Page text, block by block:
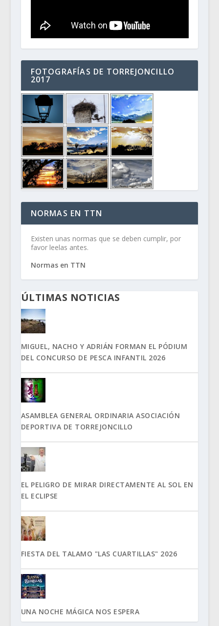
FOTOGRAFÍAS DE TORREJONCILLO
2017
NORMAS EN TTN
Existen unas normas que se deben cumplir, por
favor leelas antes.
Normas en TTN
ÚLTIMAS NOTICIAS
MIGUEL, NACHO Y ADRIÁN FORMAN EL PÓDIUM
DEL CONCURSO DE PESCA INFANTIL 2026
ASAMBLEA GENERAL ORDINARIA ASOCIACIÓN
DEPORTIVA DE TORREJONCILLO
EL PELIGRO DE MIRAR DIRECTAMENTE AL SOL EN
EL ECLIPSE
FIESTA DEL TALAMO "LAS CUARTILLAS" 2026
UNA NOCHE MÁGICA NOS ESPERA